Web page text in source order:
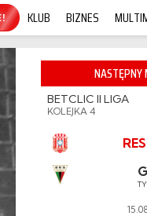
KLUB BIZNES
NASTĘPNY
BETCLIC II LIGA
KOLEJKA 4